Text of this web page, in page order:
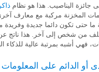
جائزة اليناصيب. هذا هو نظام
المخزنة مركبة مع معارف
ما حتى تكون دائما جديدة
من شخص إلى آخر. هذا ناتج
فهي أشبه بمرتبة عالية للذكاء
أو الدائم على المعلومات